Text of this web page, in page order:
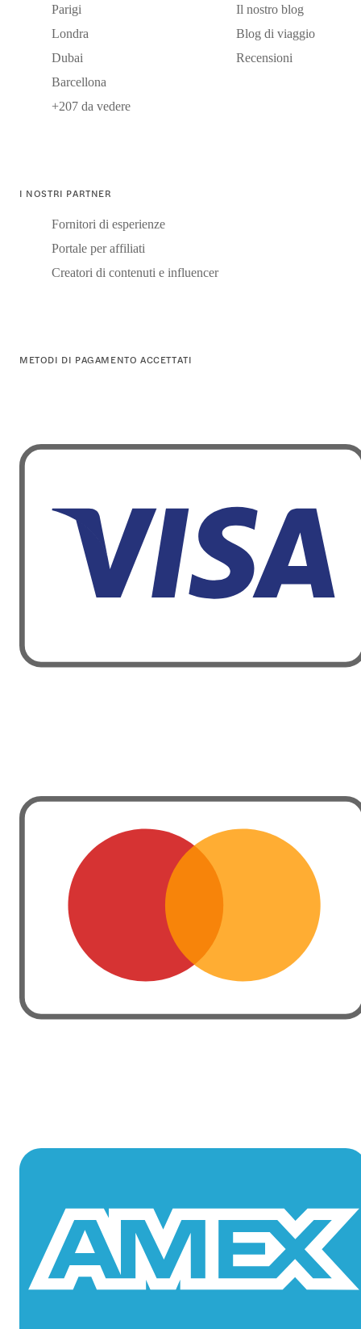
Parigi
Londra
Dubai
Barcellona
+207 da vedere
Il nostro blog
Blog di viaggio
Recensioni
I NOSTRI PARTNER
Fornitori di esperienze
Portale per affiliati
Creatori di contenuti e influencer
METODI DI PAGAMENTO ACCETTATI